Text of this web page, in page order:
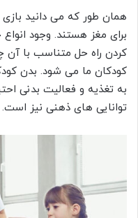
همان طور که می دانید
برای مغز هستند. وجود
کردن راه حل متناسب با
کودکان ما می شود. بدن
به تغذیه و فعالیت بدنی
توانایی های ذهنی نیز است.